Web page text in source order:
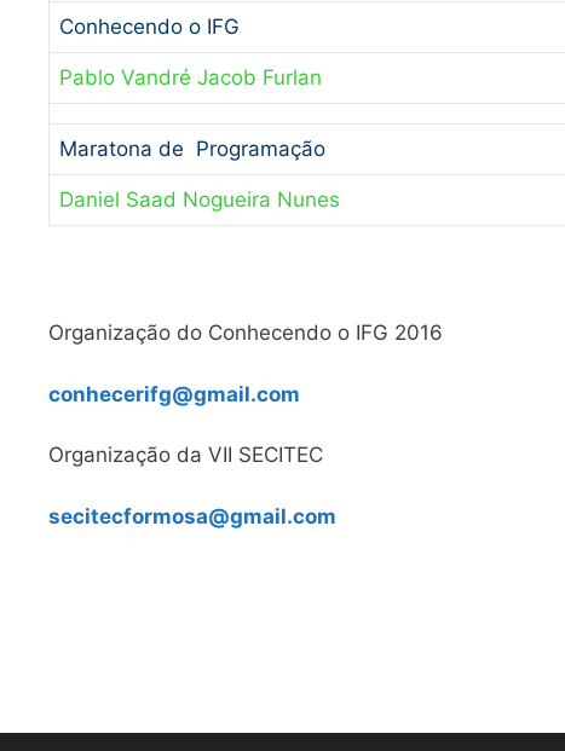
Conhecendo o IFG
Pablo Vandré Jacob Furlan
Maratona de Programação
Daniel Saad Nogueira Nunes
Organização do Conhecendo o IFG 2016
conhecerifg@gmail.com
Organização da VII SECITEC
secitecformosa@gmail.com